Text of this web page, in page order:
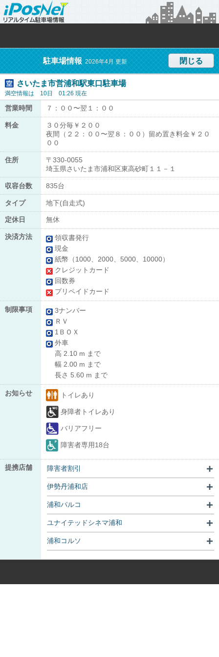
閉じる
駐車場情報 2026年4月 更新
さいたま市営浦和駅東口駐車場
満空情報は 10日 01:26 現在
営業時間 ７：００〜翌１：００
料金
３０分毎￥２００
夜間（２２：００〜翌８：００）留め置き料金￥２０
００
住所
〒330-0055
埼玉県さいたま市浦和区東高砂町１１－１
収容台数 835台
タイプ 地下(自走式)
定休日 無休
決済方法
領収書発行
現金
紙幣（1000、2000、5000、10000）
クレジットカード
回数券
プリペイドカード
制限事項
3ナンバー
ＲＶ
1ＢＯＸ
外車
高 2.10 m まで
幅 2.00 m まで
長さ 5.60 m まで
お知らせ トイレあり
身障者トイレあり
バリアフリー
障害者専用18台
提携店舗 障害者割引
伊勢丹浦和店
浦和パルコ
ユナイテッドシネマ浦和
浦和コルソ